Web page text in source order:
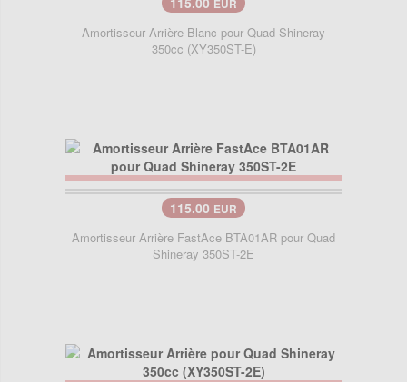
EUR
Amortisseur Arrière Blanc pour Quad Shineray
350cc (XY350ST-E)
115.00 EUR
Amortisseur Arrière FastAce BTA01AR pour Quad
Shineray 350ST-2E